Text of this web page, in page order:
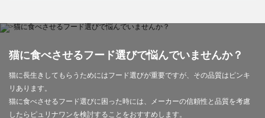
猫に食べさせるフード選びで悩んでいませんか？
猫に長生きしてもらうためにはフード選びが重要ですが、その品質はピンキ
リあります。
猫に食べさせるフード選びに困った時には、メーカーの信頼性と品質を考慮
したらピュリナワンを検討することをおすすめします。